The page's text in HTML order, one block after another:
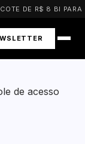
DE R$ 8 BI PARA
de acesso